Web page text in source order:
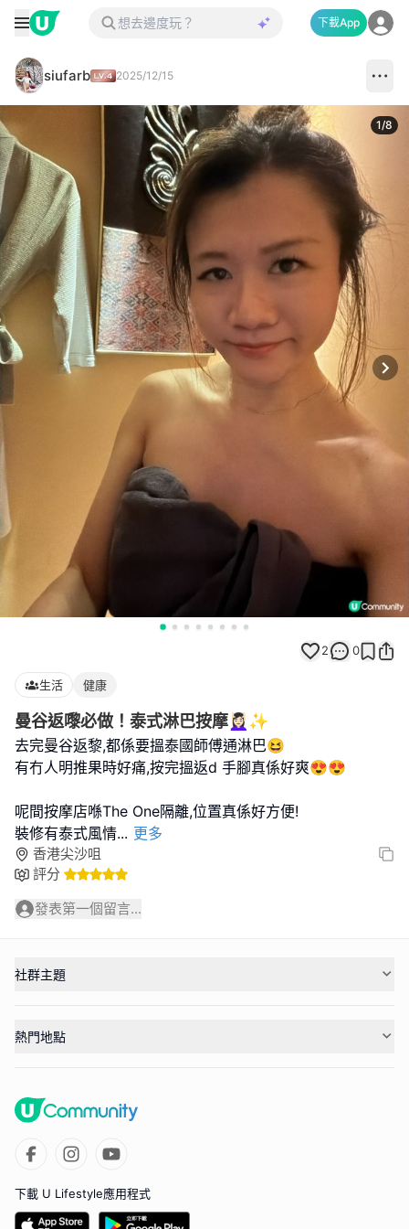
下載App
siufarb 2025/12/15
1/8
2 0
生活 健康
曼谷返嚟必做！泰式淋巴按摩💆🏻‍♀️✨
去完曼谷返黎,都係要搵泰國師傅通淋巴😆
有冇人明推果時好痛,按完搵返d 手腳真係好爽😍😍
呢間按摩店喺The One隔離,位置真係好方便!
裝修有泰式風情... 更多
香港尖沙咀
評分
發表第一個留言...
社群主題
熱門地點
下載 U Lifestyle應用程式